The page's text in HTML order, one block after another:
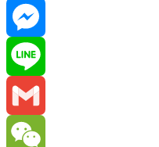
LinkedIn
Messenger
Line
Gmail